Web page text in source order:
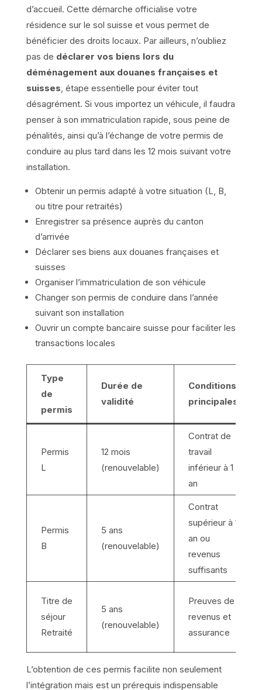
d’accueil. Cette démarche officialise votre
résidence sur le sol suisse et vous permet de
bénéficier des droits locaux. Par ailleurs, n’oubliez
pas de déclarer vos biens lors du
déménagement aux douanes françaises et
suisses, étape essentielle pour éviter tout
désagrément. Si vous importez un véhicule, il faudra
penser à son immatriculation rapide, sous peine de
pénalités, ainsi qu’à l’échange de votre permis de
conduire au plus tard dans les 12 mois suivant votre
installation.
Obtenir un permis adapté à votre situation (L, B,
ou titre pour retraités)
Enregistrer sa présence auprès du canton
d’arrivée
Déclarer ses biens aux douanes françaises et
suisses
Organiser l’immatriculation de son véhicule
Changer son permis de conduire dans l’année
suivant son installation
Ouvrir un compte bancaire suisse pour faciliter les
transactions locales
Type
de
permis
Durée de
validité
Conditions
principales
Permis
L
12 mois
(renouvelable)
Contrat de
travail
inférieur à 1
an
Permis
B
5 ans
(renouvelable)
Contrat
supérieur à 1
an ou
revenus
suffisants
Titre de
séjour
Retraité
5 ans
(renouvelable)
Preuves de
revenus et
assurance
L’obtention de ces permis facilite non seulement
l’intégration mais est un prérequis indispensable